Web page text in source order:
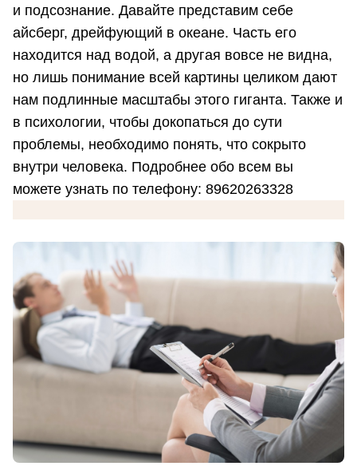
и подсознание. Давайте представим себе
айсберг, дрейфующий в океане. Часть его
находится над водой, а другая вовсе не видна,
но лишь понимание всей картины целиком дают
нам подлинные масштабы этого гиганта. Также и
в психологии, чтобы докопаться до сути
проблемы, необходимо понять, что сокрыто
внутри человека. Подробнее обо всем вы
можете узнать по телефону: 89620263328